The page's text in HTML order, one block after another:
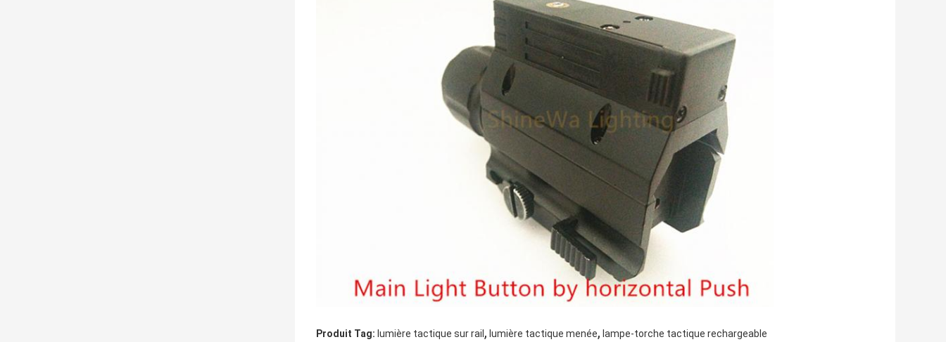
Produit Tag: lumière tactique sur rail , lumière tactique menée, lampe-torche tactique rechargeable